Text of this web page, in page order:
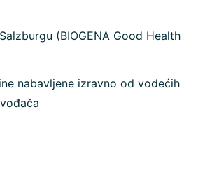
(BIOGENA Good Health
nabavljene izravno od vodećih